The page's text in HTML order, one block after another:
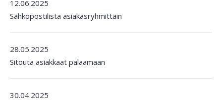
12.06.2025
Sähköpostilista asiakasryhmittäin
28.05.2025
Sitouta asiakkaat palaamaan
30.04.2025